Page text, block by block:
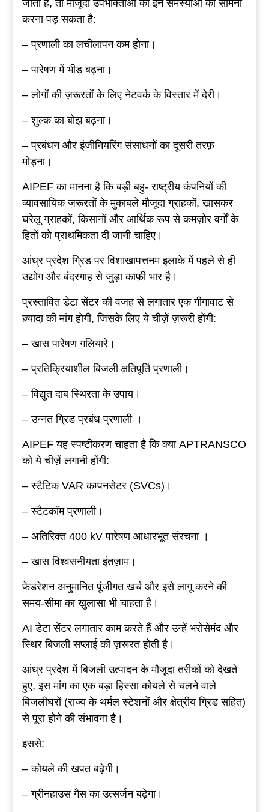
जाता है, तो मौजूदा उपभोक्ताओं को इन समस्याओं का सामना
करना पड़ सकता है:
– प्रणाली का लचीलापन कम होना।
– पारेषण में भीड़ बढ़ना।
– लोगों की ज़रूरतों के लिए नेटवर्क के विस्तार में देरी।
– शुल्क का बोझ बढ़ना।
– प्रबंधन और इंजीनियरिंग संसाधनों का दूसरी तरफ़
मोड़ना।
AIPEF का मानना ​​है कि बड़ी बहु- राष्ट्रीय कंपनियों की
व्यावसायिक ज़रूरतों के मुकाबले मौजूदा ग्राहकों, खासकर
घरेलू ग्राहकों, किसानों और आर्थिक रूप से कमज़ोर वर्गों के
हितों को प्राथमिकता दी जानी चाहिए।
आंध्र प्रदेश ग्रिड पर विशाखापत्तनम इलाके में पहले से ही
उद्योग और बंदरगाह से जुड़ा काफ़ी भार है।
प्रस्तावित डेटा सेंटर की वजह से लगातार एक गीगावाट से
ज़्यादा की मांग होगी, जिसके लिए ये चीज़ें ज़रूरी होंगी:
– खास पारेषण गलियारे।
– प्रतिक्रियाशील बिजली क्षतिपूर्ति प्रणाली।
– विद्युत दाब स्थिरता के उपाय।
– उन्नत ग्रिड प्रबंध प्रणाली ।
AIPEF यह स्पष्टीकरण चाहता है कि क्या APTRANSCO
को ये चीज़ें लगानी होंगी:
– स्टैटिक VAR कम्पनसेटर (SVCs)।
– स्टैटकॉम प्रणाली।
– अतिरिक्त 400 kV पारेषण आधारभूत संरचना ।
– खास विश्वसनीयता इंतज़ाम।
फेडरेशन अनुमानित पूंजीगत खर्च और इसे लागू करने की
समय-सीमा का खुलासा भी चाहता है।
AI डेटा सेंटर लगातार काम करते हैं और उन्हें भरोसेमंद और
स्थिर बिजली सप्लाई की ज़रूरत होती है।
आंध्र प्रदेश में बिजली उत्पादन के मौजूदा तरीकों को देखते
हुए, इस मांग का एक बड़ा हिस्सा कोयले से चलने वाले
बिजलीघरों (राज्य के थर्मल स्टेशनों और क्षेत्रीय ग्रिड सहित)
से पूरा होने की संभावना है।
इससे:
– कोयले की खपत बढ़ेगी।
– ग्रीनहाउस गैस का उत्सर्जन बढ़ेगा।